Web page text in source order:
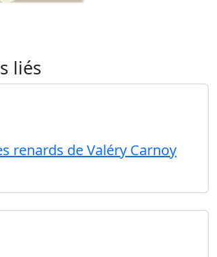
liés
renards de Valéry Carnoy